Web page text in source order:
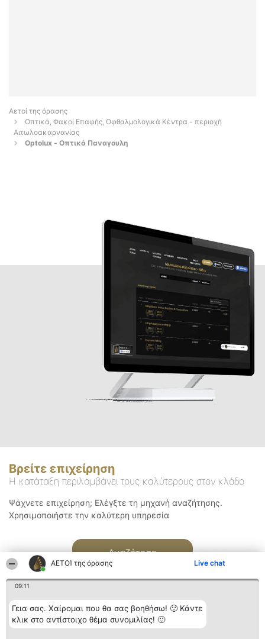
ΑΕΤΟΊ της όρασης Live chat
09:11
Γεια σας. Χαίρομαι που θα σας βοηθήσω! 🙂 Κάντε
κλικ στο αντίστοιχο θέμα συνομιλίας! 🙂
Αετοί της όρασης
Οπτικά, Φακοί Επαφής, Οφθαλμολογικά Κέντρα - περιοχή
Αιτωλοακαρνανίας
Optolux - Οπτικά Παναγουλη
Βρείτε επιχείρηση
Η κατάταξη περιλαμβάνει τους καλύτερους στον κλάδο
Ψάχνετε επιχείρηση; Ελέγξτε τη μηχανή αναζήτησης.
Χρησιμοποιήστε την καλύτερη υπηρεσία
Αναζήτηση